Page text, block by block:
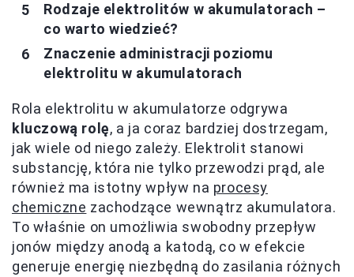
Rodzaje elektrolitów w akumulatorach –
co warto wiedzieć?
Znaczenie administracji poziomu
elektrolitu w akumulatorach
Rola elektrolitu w akumulatorze odgrywa
kluczową rolę, a ja coraz bardziej dostrzegam,
jak wiele od niego zależy. Elektrolit stanowi
substancję, która nie tylko przewodzi prąd, ale
również ma istotny wpływ na procesy
chemiczne zachodzące wewnątrz akumulatora.
To właśnie on umożliwia swobodny przepływ
jonów między anodą a katodą, co w efekcie
generuje energię niezbędną do zasilania różnych